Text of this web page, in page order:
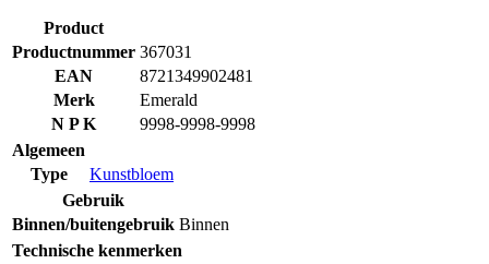
Product
Productnummer 367031
EAN
8721349902481
Merk
Emerald
N P K
9998-9998-9998
Algemeen
Type
Kunstbloem
Gebruik
Binnen/buitengebruik Binnen
Technische kenmerken